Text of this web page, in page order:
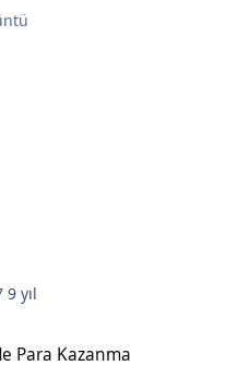
9 yıl
Para Kazanma